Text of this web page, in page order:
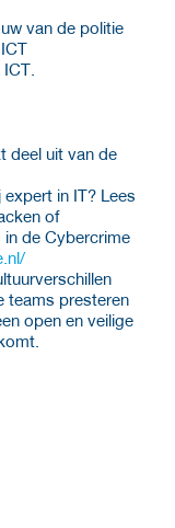
van de politie
deel uit van de
in IT? Lees
of
de Cybercrime
teams presteren
open en veilige